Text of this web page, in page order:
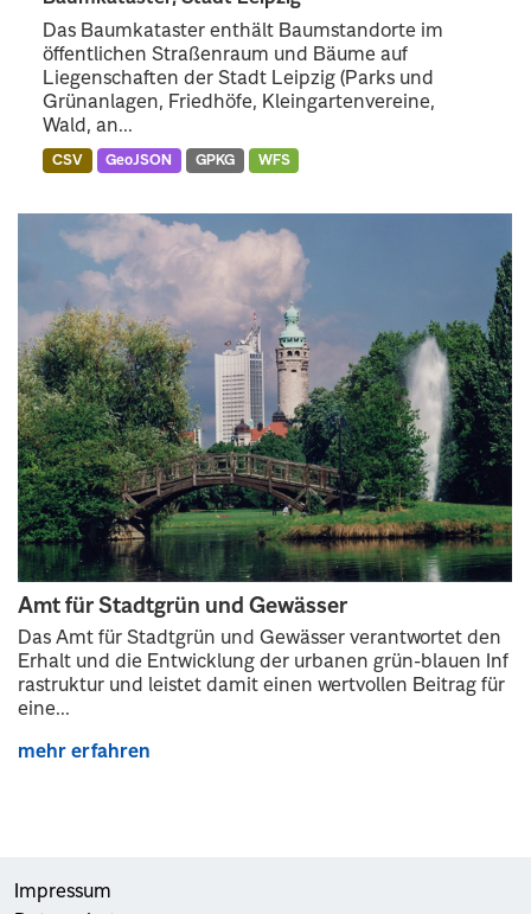
Amt für Stadtgrün und Gewässer
Das Amt für Stadtgrün und Gewässer verantwortet den
Erhalt und die Entwicklung der urbanen grün-blauen Inf
rastruktur und leistet damit einen wertvollen Beitrag für
eine...
mehr erfahren
Das Baumkataster enthält Baumstandorte im
öffentlichen Straßenraum und Bäume auf
Liegenschaften der Stadt Leipzig (Parks und
Grünanlagen, Friedhöfe, Kleingartenvereine,
Wald, an...
CSV GeoJSON GPKG WFS
Impressum